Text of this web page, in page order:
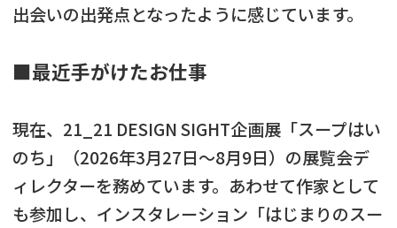
出会いの出発点となったように感じています。
■最近手がけたお仕事
現在、21_21 DESIGN SIGHT企画展「スープはい
のち」（2026年3月27日〜8月9日）の展覧会デ
ィレクターを務めています。あわせて作家として
も参加し、インスタレーション「はじまりのスー